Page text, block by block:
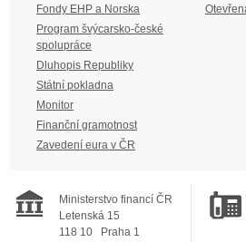
Fondy EHP a Norska
Program švýcarsko-české
spolupráce
Dluhopis Republiky
Státní pokladna
Monitor
Finanční gramotnost
Zavedení eura v ČR
Ministerstvo financí ČR
Letenská 15
118 10
Praha 1